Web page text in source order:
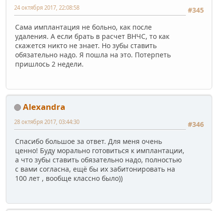
#345
24 октября 2017, 22:08:58
Сама имплантация не больно, как после
удаления. А если брать в расчет ВНЧС, то как
скажется никто не знает. Но зубы ставить
обязательно надо. Я пошла на это. Потерпеть
пришлось 2 недели.
Alexandra
#346
28 октября 2017, 03:44:30
Спасибо большое за ответ. Для меня очень
ценно! Буду морально готовиться к имплантации,
а что зубы ставить обязательно надо, полностью
с вами согласна, ещё бы их забитонировать на
100 лет , вообще классно было))